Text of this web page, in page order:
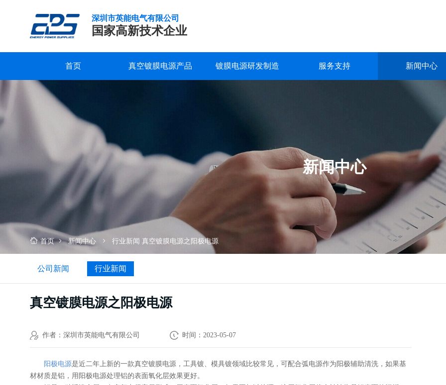
深圳市英能电气有限公司
国家高新技术企业
首页 真空镀膜电源产品 镀膜电源研发制造
研发实力
品质保证
了解更多
服务支持
服务支持
下载中心
了解更多
新闻中心
公司新闻
了解更多
公司概况
发展历程
了解更多
联系我们
了解更多
镀
膜
极
新闻中心
首页 新闻中心 行业新闻 真空镀膜电源之阳极电源
公司新闻 行业新闻
真空镀膜电源之阳极电源
作者：深圳市英能电气有限公司 时间：2023-05-07
阳极电源是近二年上新的一款真空镀膜电源，工具镀、模具镀领域比较常见，可配合弧电源作为阳极辅助清洗，如果基
材材质是铝，用阳极电源处理铝的表面氧化层效果更好。